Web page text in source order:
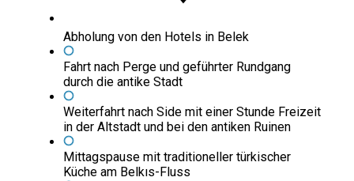
Abholung von den Hotels in Belek
Fahrt nach Perge und geführter Rundgang
durch die antike Stadt
Weiterfahrt nach Side mit einer Stunde Freizeit
in der Altstadt und bei den antiken Ruinen
Mittagspause mit traditioneller türkischer
Küche am Belkıs-Fluss